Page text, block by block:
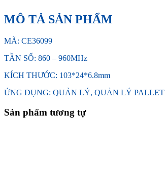
MÔ TẢ SẢN PHẨM
MÃ: CE36099
TẦN SỐ: 860 – 960MHz
KÍCH THƯỚC: 103*24*6.8mm
ỨNG DỤNG: QUẢN LÝ, QUẢN LÝ PALLET
Sản phẩm tương tự